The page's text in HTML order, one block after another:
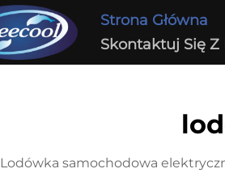
Strona Główna
Skontaktuj Się Z
Lodówka samochodowa